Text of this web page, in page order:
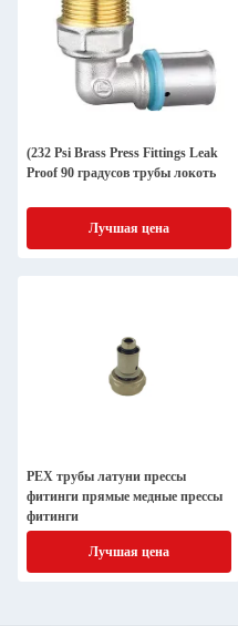
(232 Psi Brass Press Fittings Leak
Proof 90 градусов трубы локоть
Лучшая цена
PEX трубы латуни прессы
фитинги прямые медные прессы
фитинги
Лучшая цена